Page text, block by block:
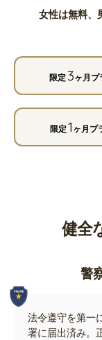
女性は無料、
限定 3ヶ月プ
限定1 ヶ月プ
健全
警
法令遵守を第一
署に届出済み。